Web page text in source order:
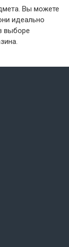
Вы можете
идеально
выборе